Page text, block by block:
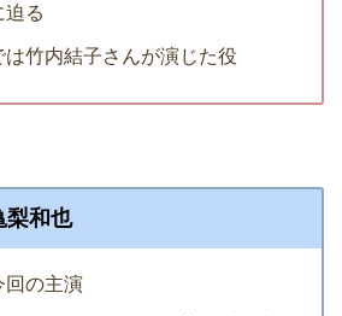
迫る
竹内結子さんが演じた役
梨和也
回の主演